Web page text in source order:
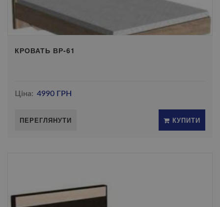
КРОВАТЬ ВР-61
Ціна: 4990 ГРН
ПЕРЕГЛЯНУТИ КУПИТИ